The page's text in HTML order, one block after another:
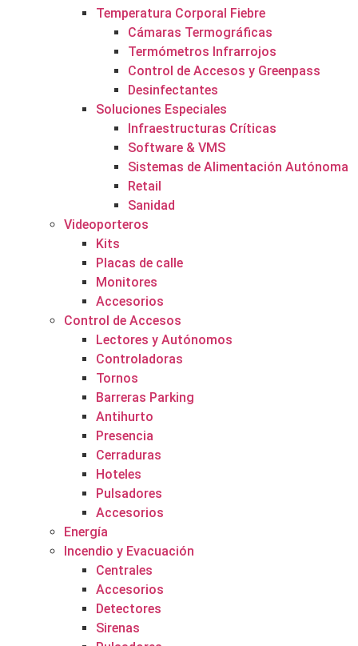
Temperatura Corporal Fiebre
Cámaras Termográficas
Termómetros Infrarrojos
Control de Accesos y Greenpass
Desinfectantes
Soluciones Especiales
Infraestructuras Críticas
Software & VMS
Sistemas de Alimentación Autónoma
Retail
Sanidad
Videoporteros
Kits
Placas de calle
Monitores
Accesorios
Control de Accesos
Lectores y Autónomos
Controladoras
Tornos
Barreras Parking
Antihurto
Presencia
Cerraduras
Hoteles
Pulsadores
Accesorios
Energía
Incendio y Evacuación
Centrales
Accesorios
Detectores
Sirenas